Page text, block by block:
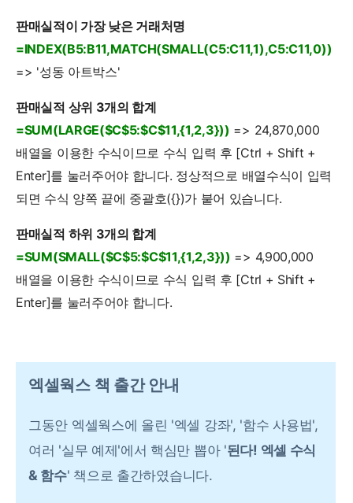
판매실적이 가장 낮은 거래처명
=INDEX(B5:B11,MATCH(SMALL(C5:C11,1),C5:C11,0))
=> '성동 아트박스'
판매실적 상위 3개의 합계
=SUM(LARGE($C$5:$C$11,{1,2,3})) => 24,870,000
배열을 이용한 수식이므로 수식 입력 후 [Ctrl + Shift +
Enter]를 눌러주어야 합니다. 정상적으로 배열수식이 입력
되면 수식 양쪽 끝에 중괄호({})가 붙어 있습니다.
판매실적 하위 3개의 합계
=SUM(SMALL($C$5:$C$11,{1,2,3})) => 4,900,000
배열을 이용한 수식이므로 수식 입력 후 [Ctrl + Shift +
Enter]를 눌러주어야 합니다.
엑셀웍스 책 출간 안내
그동안 엑셀웍스에 올린 '엑셀 강좌', '함수 사용법',
여러 '실무 예제'에서 핵심만 뽑아 '된다! 엑셀 수식
& 함수' 책으로 출간하였습니다.